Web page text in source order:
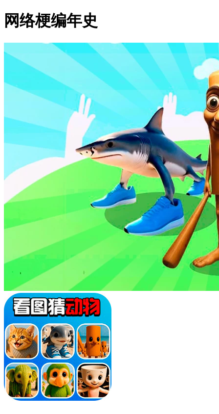
网络梗编年史